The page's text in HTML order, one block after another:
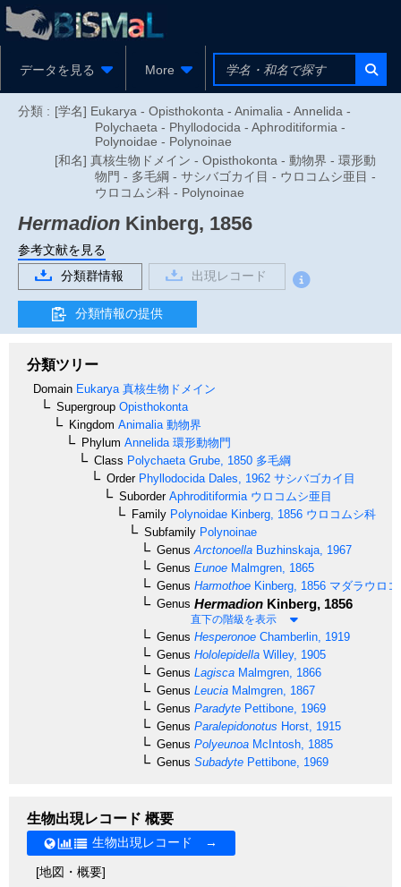
データを見る More
分類 : [学名] Eukarya - Opisthokonta - Animalia - Annelida -
Polychaeta - Phyllodocida - Aphroditiformia -
Polynoidae - Polynoinae
[和名] 真核生物ドメイン - Opisthokonta - 動物界 - 環形動
物門 - 多毛綱 - サシバゴカイ目 - ウロコムシ亜目 -
ウロコムシ科 - Polynoinae
Hermadion Kinberg, 1856
参考文献を見る
分類群情報
出現レコード
分類情報の提供
分類ツリー
Domain Eukarya 真核生物ドメイン
Supergroup Opisthokonta
Kingdom Animalia 動物界
Phylum Annelida 環形動物門
Class Polychaeta Grube, 1850 多毛綱
OrderPhyllodocida Dales, 1962 サシバゴカイ目
SuborderAphroditiformia ウロコムシ亜目
Family Polynoidae Kinberg, 1856 ウロコムシ科
Subfamily Polynoinae
Genus Arctonoella Buzhinskaja, 1967
Genus Eunoe Malmgren, 1865
Genus Harmothoe Kinberg, 1856 マダラウロ
Genus Hermadion Kinberg, 1856
直下の階級を表示
Genus Hesperonoe Chamberlin, 1919
Genus Hololepidella Willey, 1905
Genus Lagisca Malmgren, 1866
Genus Leucia Malmgren, 1867
Genus Paradyte Pettibone, 1969
Genus Paralepidonotus Horst, 1915
Genus Polyeunoa McIntosh, 1885
Genus Subadyte Pettibone, 1969
生物出現レコード 概要
生物出現レコード →
[地図・概要]